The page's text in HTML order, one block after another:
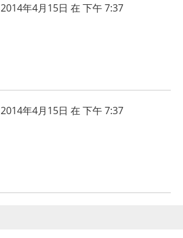
2014年4月15日 在 下午 7:37
2014年4月15日 在 下午 7:37